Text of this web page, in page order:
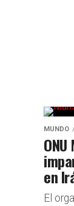
MUNDO
en
El